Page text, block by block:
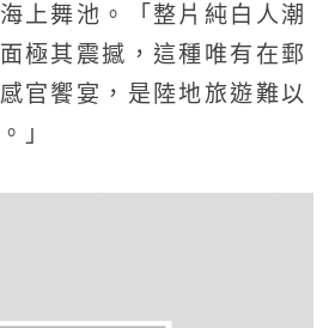
上舞池。「整片純白人潮
極其震撼，這種唯有在郵
官饗宴，是陸地旅遊難以
」